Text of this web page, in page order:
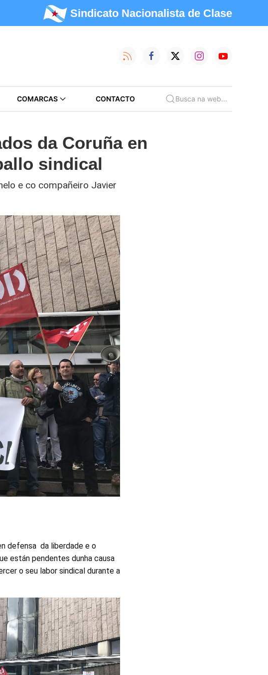
Sindicato Nacionalista de Clase
COMARCAS CONTACTO Busca na web...
da Coruña en
sindical
e co compañeiro Javier
defensa da liberdade e o
están pendentes dunha causa
o seu labor sindical durante a